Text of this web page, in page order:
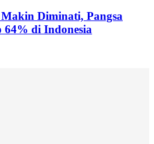
Makin Diminati, Pangsa
64% di Indonesia